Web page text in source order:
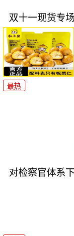
双十一现货专
最热
对检察官体系